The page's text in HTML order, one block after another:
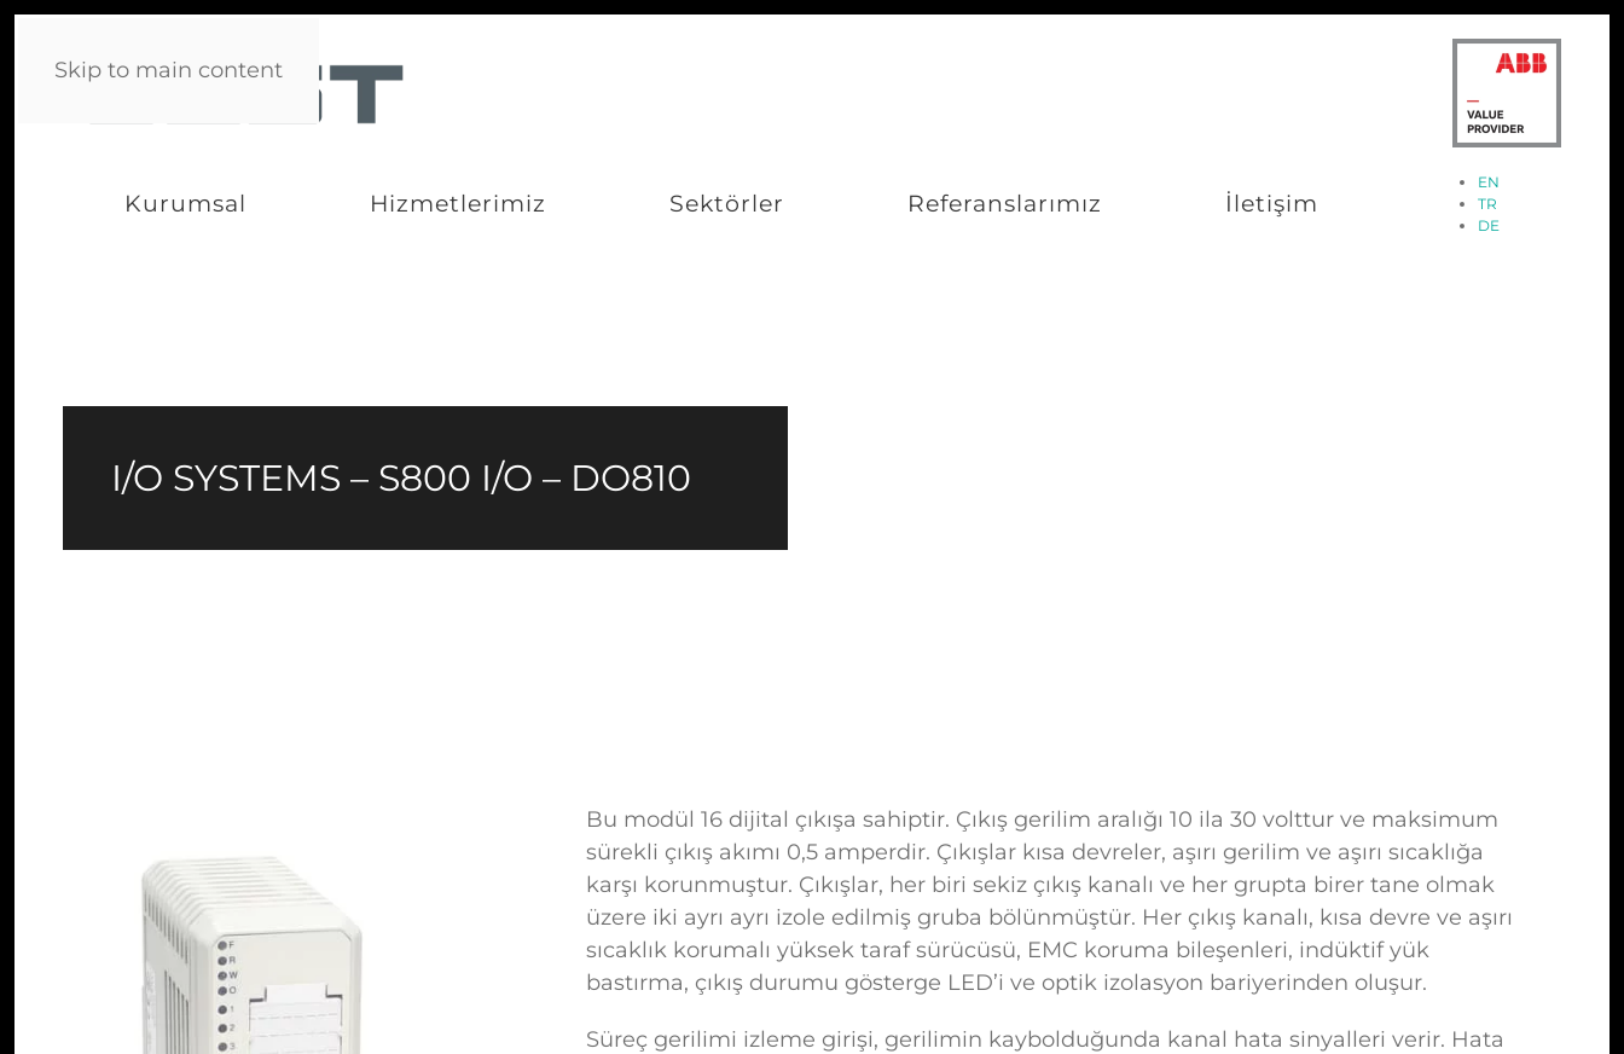
Skip to main content
Kurumsal Hizmetlerimiz Sektörler Referanslarımız İletişim
EN
TR
DE
I/O SYSTEMS – S800 I/O – DO810
Bu modül 16 dijital çıkışa sahiptir. Çıkış gerilim aralığı 10 ila 30 volttur ve maksimum
sürekli çıkış akımı 0,5 amperdir. Çıkışlar kısa devreler, aşırı gerilim ve aşırı sıcaklığa
karşı korunmuştur. Çıkışlar, her biri sekiz çıkış kanalı ve her grupta birer tane olmak
üzere iki ayrı ayrı izole edilmiş gruba bölünmüştür. Her çıkış kanalı, kısa devre ve aşırı
sıcaklık korumalı yüksek taraf sürücüsü, EMC koruma bileşenleri, indüktif yük
bastırma, çıkış durumu gösterge LED’i ve optik izolasyon bariyerinden oluşur.
Süreç gerilimi izleme girişi, gerilimin kaybolduğunda kanal hata sinyalleri verir. Hata